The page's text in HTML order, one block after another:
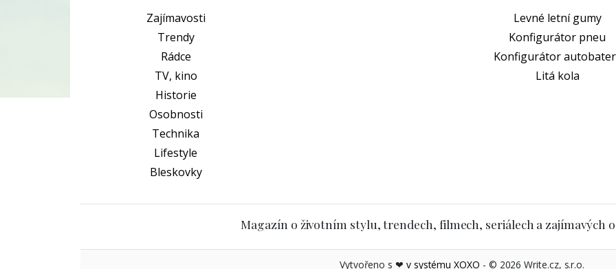
Zajímavosti
Trendy
Rádce
TV, kino
Historie
Osobnosti
Technika
Lifestyle
Bleskovky
Levné letní gumy
Konfigurátor pneu
Konfigurátor
Litá kola
Magazín o životním stylu, trendech, filmech, seriálech a zajímavých
Vytvořeno s ❤ v systému XOXO - © 2026 Write.cz, s.r.o.